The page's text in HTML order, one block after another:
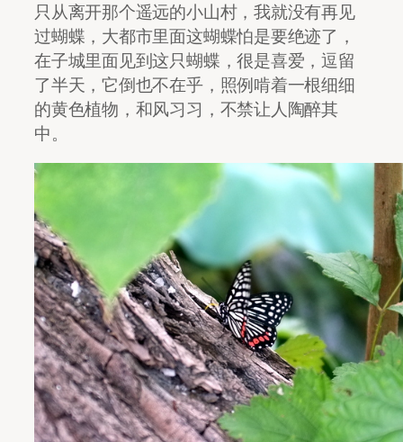
只从离开那个遥远的小山村，我就没有再见
过蝴蝶，大都市里面这蝴蝶怕是要绝迹了，
在子城里面见到这只蝴蝶，很是喜爱，逗留
了半天，它倒也不在乎，照例啃着一根细细
的黄色植物，和风习习，不禁让人陶醉其
中。